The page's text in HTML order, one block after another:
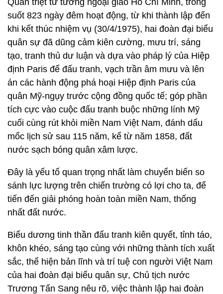
Quán triệt tư tưởng ngoại giao Hồ Chí Minh, trong
suốt 823 ngày đêm hoạt động, từ khi thành lập đến
khi kết thúc nhiệm vụ (30/4/1975), hai đoàn đại biểu
quân sự đã dũng cảm kiên cường, mưu trí, sáng
tạo, tranh thủ dư luận và dựa vào pháp lý của Hiệp
định Paris để đấu tranh, vạch trần âm mưu và lên
án các hành động phá hoại Hiệp định Paris của
quân Mỹ-ngụy trước cộng đồng quốc tế; góp phần
tích cực vào cuộc đấu tranh buộc những lính Mỹ
cuối cùng rút khỏi miền Nam Việt Nam, đánh dấu
mốc lịch sử sau 115 năm, kể từ năm 1858, đất
nước sạch bóng quân xâm lược.
Đây là yếu tố quan trọng nhất làm chuyển biến so
sánh lực lượng trên chiến trường có lợi cho ta, để
tiến đến giải phóng hoàn toàn miền Nam, thống
nhất đất nước.
Biểu dương tinh thần đấu tranh kiên quyết, tỉnh táo,
khôn khéo, sáng tạo cùng với những thành tích xuất
sắc, thể hiện bản lĩnh và trí tuệ con người Việt Nam
của hai đoàn đại biểu quân sự, Chủ tịch nước
Trương Tấn Sang nêu rõ, việc thành lập hai đoàn